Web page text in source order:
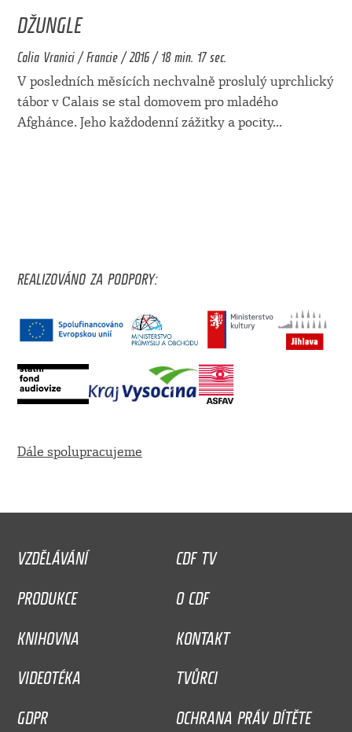
DŽUNGLE
Colia Vranici / Francie / 2016 / 18 min. 17 sec.
V posledních měsících nechvalně proslulý uprchlický
tábor v Calais se stal domovem pro mladého
Afghánce. Jeho každodenní zážitky a pocity...
REALIZOVÁNO ZA PODPORY:
Dále spolupracujeme
VZDĚLÁVÁNÍ
CDF TV
PRODUKCE
O CDF
KNIHOVNA
KONTAKT
VIDEOTÉKA
TVŮRCI
GDPR
OCHRANA PRÁV DÍTĚTE